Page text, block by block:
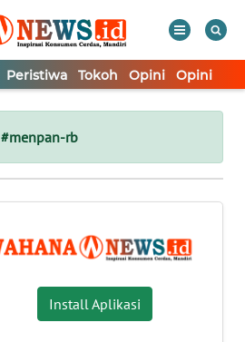
Peristiwa Tokoh Opini Opini
#menpan-rb
Install Aplikasi